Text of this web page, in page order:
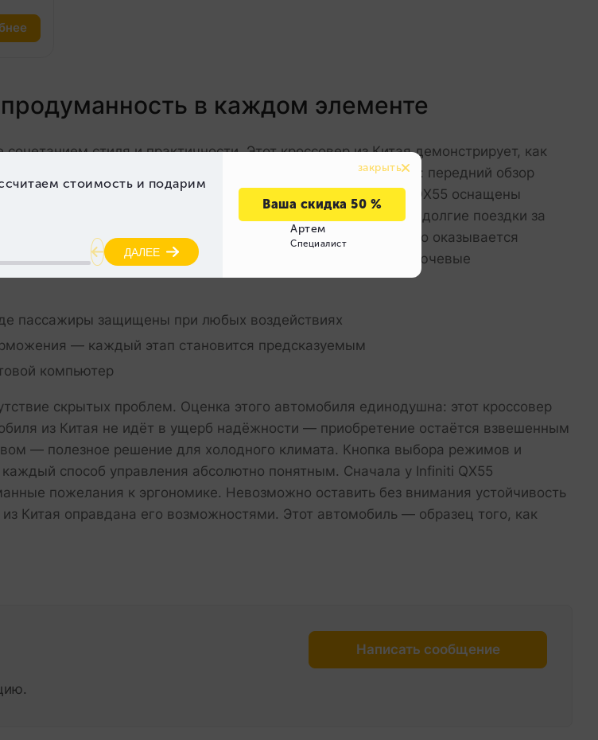
в каждом элементе
стиля и практичности. Этот кроссовер из Китая демонстрирует, как
Конструкция Infiniti QX55 продумана до мелочей: передний обзор
на каждом этапе движения. Китайские версии QX55 оснащены
активных систем — всё это является стандартом. Даже долгие поездки за
шумоизоляции. Стоимость этого кроссовера из Китая часто оказывается
с выбором режимов — от экономичного до спортивного. Ключевые
пассажиры защищены при любых воздействиях
— каждый этап становится предсказуемым
компьютер
скрытых проблем. Оценка этого автомобиля единодушна: этот кроссовер
из Китая не идёт в ущерб надёжности — приобретение остаётся взвешенным
— полезное решение для холодного климата. Кнопка выбора режимов и
способ управления абсолютно понятным. Сначала у Infiniti QX55
пожелания к эргономике. Невозможно оставить без внимания устойчивость
Китая оправдана его возможностями. Этот автомобиль — образец того, как
Написать сообщение